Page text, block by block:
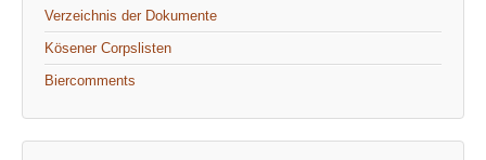
Verzeichnis der Dokumente
Kösener Corpslisten
Biercomments